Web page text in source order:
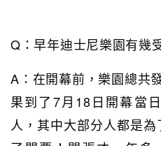
Q：早年迪士尼樂園有幾
A：在開幕前，樂園總共
果到了7月18日開幕當
人，其中大部分人都是